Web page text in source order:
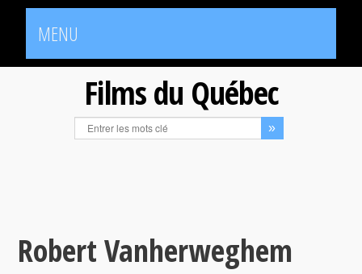
MENU
Films du Québec
Robert Vanherweghem